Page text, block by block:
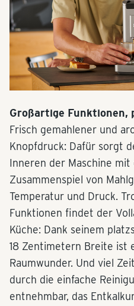
Großartige Funktionen,
Frisch gemahlener und
Knopfdruck: Dafür sorgt
Inneren der Maschine mit
Zusammenspiel von
Temperatur und Druck.
Funktionen findet der
Küche: Dank seinem
18 Zentimetern Breite ist
Raumwunder. Und viel
durch die einfache
entnehmbar, das